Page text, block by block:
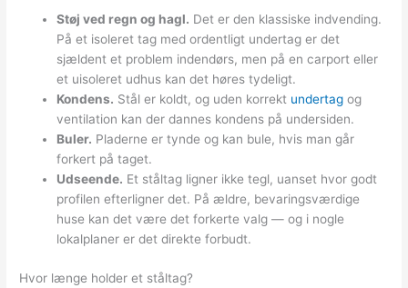
Støj ved regn og hagl. Det er den klassiske indvending.
På et isoleret tag med ordentligt undertag er det
sjældent et problem indendørs, men på en carport eller
et uisoleret udhus kan det høres tydeligt.
Kondens. Stål er koldt, og uden korrekt undertag og
ventilation kan der dannes kondens på undersiden.
Buler. Pladerne er tynde og kan bule, hvis man går
forkert på taget.
Udseende. Et ståltag ligner ikke tegl, uanset hvor godt
profilen efterligner det. På ældre, bevaringsværdige
huse kan det være det forkerte valg — og i nogle
lokalplaner er det direkte forbudt.
Hvor længe holder et ståltag?